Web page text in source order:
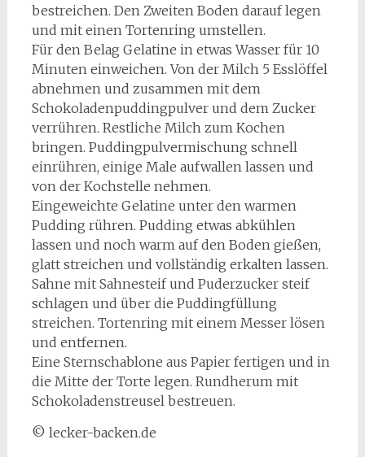
bestreichen. Den Zweiten Boden darauf legen
und mit einen Tortenring umstellen.
Für den Belag Gelatine in etwas Wasser für 10
Minuten einweichen. Von der Milch 5 Esslöffel
abnehmen und zusammen mit dem
Schokoladenpuddingpulver und dem Zucker
verrühren. Restliche Milch zum Kochen
bringen. Puddingpulvermischung schnell
einrühren, einige Male aufwallen lassen und
von der Kochstelle nehmen.
Eingeweichte Gelatine unter den warmen
Pudding rühren. Pudding etwas abkühlen
lassen und noch warm auf den Boden gießen,
glatt streichen und vollständig erkalten lassen.
Sahne mit Sahnesteif und Puderzucker steif
schlagen und über die Puddingfüllung
streichen. Tortenring mit einem Messer lösen
und entfernen.
Eine Sternschablone aus Papier fertigen und in
die Mitte der Torte legen. Rundherum mit
Schokoladenstreusel bestreuen.
© lecker-backen.de